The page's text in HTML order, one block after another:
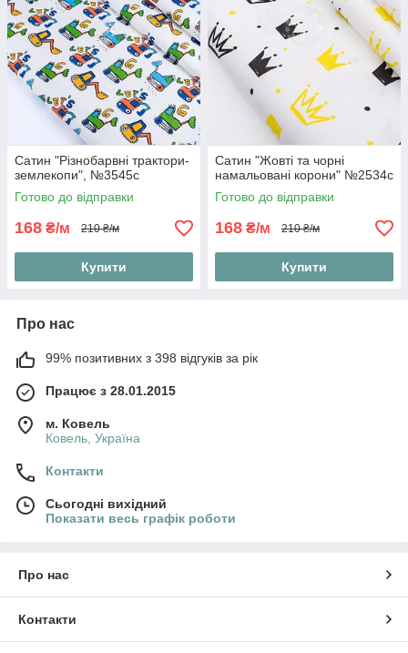
Сатин "Різнобарвні трактори-
землекопи", №3545с
Готово до відправки
168 ₴/м 210 ₴/м
Купити
Сатин "Жовті та чорні
намальовані корони" №2534с
Готово до відправки
168 ₴/м 210 ₴/м
Купити
Про нас
99% позитивних з 398 відгуків за рік
Працює з 28.01.2015
м. Ковель
Ковель, Україна
Контакти
Сьогодні вихідний
Показати весь графік роботи
Про нас
Контакти